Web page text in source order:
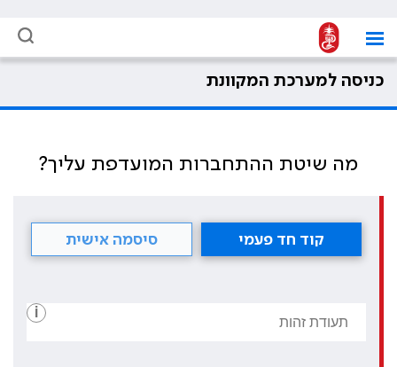
כניסה למערכת המקוונת
מה שיטת ההתחברות המועדפת עליך?
קוד חד פעמי סיסמה אישית
i